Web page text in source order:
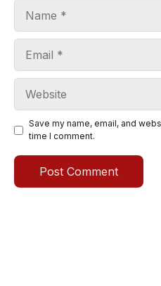
Save my name, email, and
time I comment.